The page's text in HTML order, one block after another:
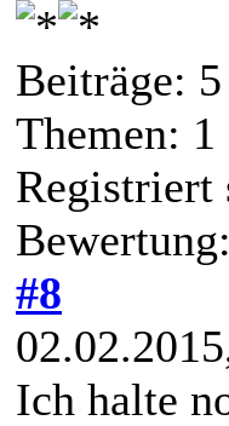
Beiträge: 5
Themen: 1
Registriert
Bewertung:
#8
Ich halte